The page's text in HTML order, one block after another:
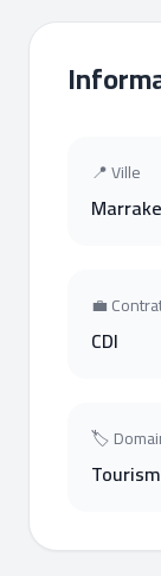
📍 Ville
💼
CDI
🏷